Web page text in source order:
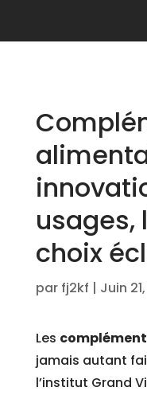
usages,
choix
par fj2kf | Juin
Les
jamais autant
l’institut Grand